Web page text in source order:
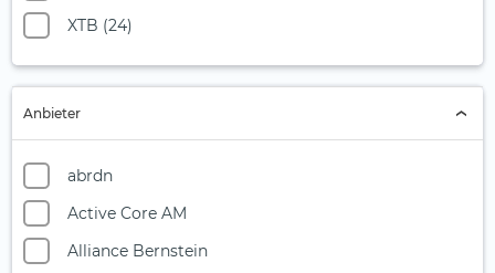
Digitale Infrastruktur und Konnektivität
Digitales Lernen
E-Commerce
E-Commerce Emerging Markets
E-Commerce Logistic
E-Sport
XTB (24)
Anbieter
abrdn
Active Core AM
Alliance Bernstein